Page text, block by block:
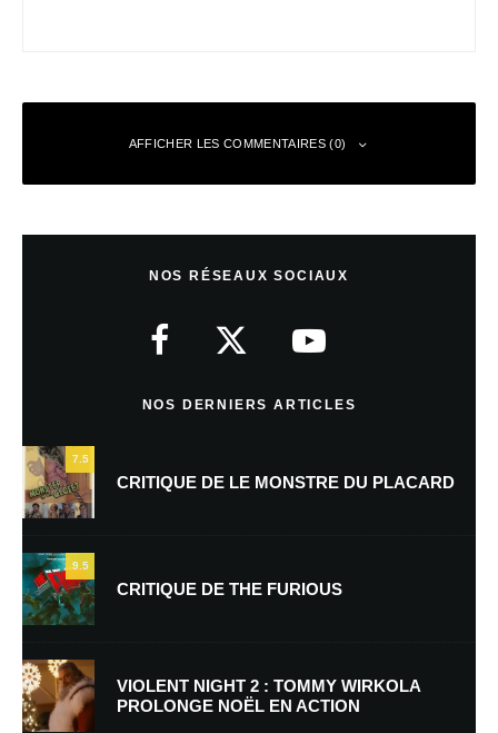
AFFICHER LES COMMENTAIRES (0)
Nom*
E-mail
NOS RÉSEAUX SOCIAUX
NOS DERNIERS ARTICLES
7.5
CRITIQUE DE LE MONSTRE DU PLACARD
9.5
CRITIQUE DE THE FURIOUS
VIOLENT NIGHT 2 : TOMMY WIRKOLA
PROLONGE NOËL EN ACTION